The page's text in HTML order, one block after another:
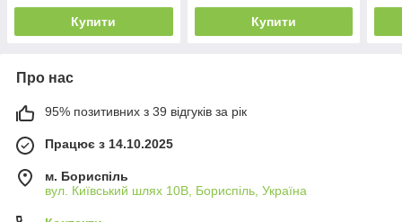
Купити Купити
Про нас
95% позитивних з 39 відгуків за рік
Працює з 14.10.2025
м. Бориспіль
вул. Київський шлях 10В, Бориспіль, Україна